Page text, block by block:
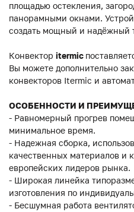
площадью остекления,
панорамными окнами.
создать мощный и надёжный
Конвектор itermic
Вы можете дополнительно
конвекторов Itermic и
ОСОБЕННОСТИ И
- Равномерный прогрев
минимальное время.
- Надежная сборка,
качественных материалов и
европейских лидеров рынка.
- Широкая линейка
изготовления по
- Бесшумная работа